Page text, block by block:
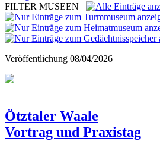
FILTER MUSEEN
Veröffentlichung 08/04/2026
Ötztaler Waale
Vortrag und Praxistag